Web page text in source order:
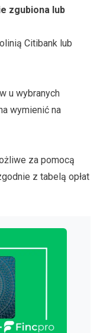
zgubiona lub
Citibank lub
u wybranych
wymienić na
za pomocą
z tabelą opłat